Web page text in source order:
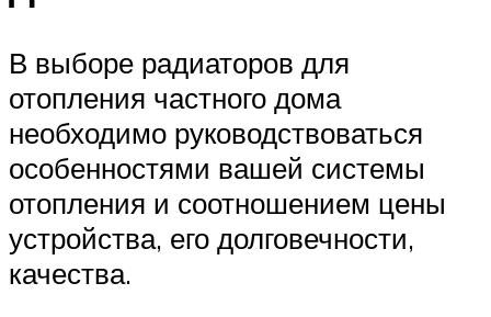
В выборе радиаторов для
отопления частного дома
необходимо руководствоваться
особенностями вашей системы
отопления и соотношением цены
устройства, его долговечности,
качества.